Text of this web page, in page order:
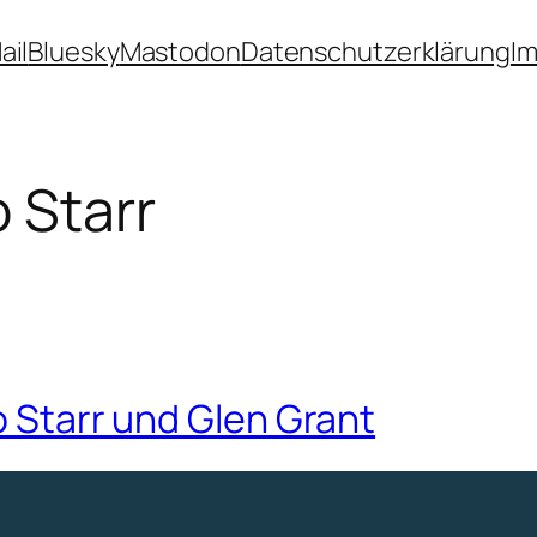
BlueskyMastodonDatenschutzerklärung
Starr
und Glen Grant